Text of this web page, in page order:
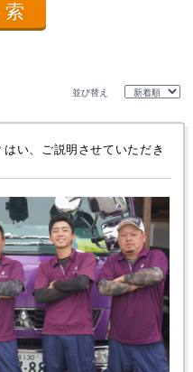
索
並び替え
い、ご説明させていただき